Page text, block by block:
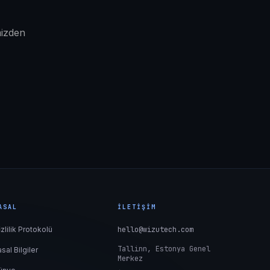
Protokolü
Bilgiler
İLETIŞIM
hello@wizutech.com
Tallinn, Estonya Genel
Merkez